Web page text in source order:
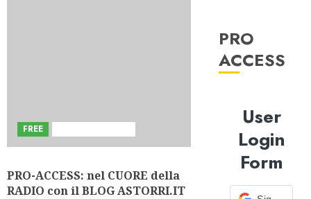
FREE
PRO-ACCESS: nel CUORE della
RADIO con il BLOG ASTORRI.IT
PRO
ACCESS
User
Login
Form